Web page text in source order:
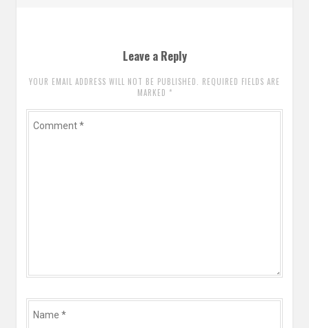
Leave a Reply
YOUR EMAIL ADDRESS WILL NOT BE PUBLISHED. REQUIRED FIELDS ARE
MARKED *